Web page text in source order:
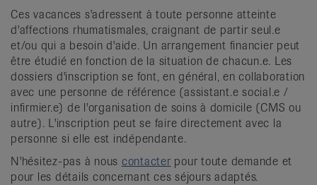
Ces vacances s'adressent à toute personne atteinte
d'affections rhumatismales, craignant de partir seul.e
et/ou qui a besoin d'aide. Un arrangement financier peut
être étudié en fonction de la situation de chacun.e. Les
dossiers d'inscription se font, en général, en collaboration
avec une personne de référence (assistant.e social.e /
infirmier.e) de l'organisation de soins à domicile (CMS ou
autre). L'inscription peut se faire directement avec la
personne si elle est indépendante.
N'hésitez-pas à nous contacter pour toute demande et
pour les détails concernant ces séjours adaptés.